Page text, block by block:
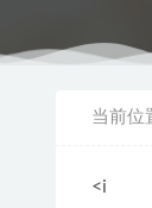
当前位
<i